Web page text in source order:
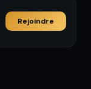
Rejoindre